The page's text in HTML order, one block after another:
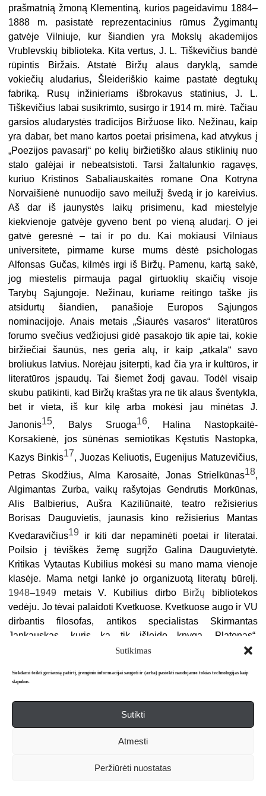
Sutikimas
Siekdami teikti geriausią patirtį, įrenginio informacijai saugoti ir (arba) pasiekti naudojame tokias technologijas kaip
slapukus.
Sutikti
Atmesti
Peržiūrėti nuostatas
prašmatnią žmoną Klementiną, kurios pageidavimu 1884–
1888 m. pasistatė reprezentacinius rūmus Žygimantų
gatvėje Vilniuje, kur šiandien yra Mokslų akademijos
Vrublevskių biblioteka. Kita vertus, J. L. Tiškevičius bandė
rūpintis Biržais. Atstatė Biržų alaus daryklą, samdė
vokiečių aludarius, Šleideriškio kaime pastatė degtukų
fabriką. Rusų inžinieriams išbrokavus statinius, J. L.
Tiškevičius labai susikrimto, susirgo ir 1914 m. mirė. Tačiau
garsios aludarystės tradicijos Biržuose liko. Nežinau, kaip
yra dabar, bet mano kartos poetai prisimena, kad atvykus į
„Poezijos pavasarį“ po kelių biržietiško alaus stiklinių nuo
stalo galėjai ir nebeatsistoti. Tarsi žaltalunkio ragavęs,
kuriuo Kristinos Sabaliauskaitės romane Ona Kotryna
Norvaišienė nunuodijo savo meilužį švedą ir jo kareivius.
Aš dar iš jaunystės laikų prisimenu, kad miestelyje
kiekvienoje gatvėje gyveno bent po vieną aludarį. O jei
gatvė geresnė – tai ir po du. Kai mokiausi Vilniaus
universitete, pirmame kurse mums dėstė psichologas
Alfonsas Gučas, kilmės irgi iš Biržų. Pamenu, kartą sakė,
jog miestelis pirmauja pagal girtuoklių skaičių visoje
Tarybų Sąjungoje. Nežinau, kuriame reitingo taške jis
atsidurtų šiandien, panašioje Europos Sąjungos
nominacijoje. Anais metais „Šiaurės vasaros“ literatūros
forumo svečius vedžiojusi gidė pasakojo tik apie tai, kokie
biržiečiai šaunūs, nes geria alų, ir kaip „atkala“ savo
broliukus latvius. Norėjau įsiterpti, kad čia yra ir kultūros, ir
literatūros įspaudų. Tai šiemet žodį gavau. Todėl visaip
skubu patikinti, kad Biržų kraštas yra ne tik alaus šventykla,
bet ir vieta, iš kur kilę arba mokėsi jau minėtas J.
Janonis15, Balys Sruoga16, Halina Nastopkaitė-
Korsakienė, jos sūnėnas semiotikas Kęstutis Nastopka,
Kazys Binkis17, Juozas Keliuotis, Eugenijus Matuzevičius,
Petras Skodžius, Alma Karosaitė, Jonas Strielkūnas18,
Algimantas Zurba, vaikų rašytojas Gendrutis Morkūnas,
Alis Balbierius, Aušra Kaziliūnaitė, teatro režisierius
Borisas Dauguvietis, jaunasis kino režisierius Mantas
Kvedaravičius19 ir kiti dar nepaminėti poetai ir literatai.
Poilsio į tėviškės žemę sugrįžo Galina Dauguvietytė.
Kritikas Vytautas Kubilius mokėsi su mano mama vienoje
klasėje. Mama netgi lankė jo organizuotą literatų būrelį.
1948–1949 metais V. Kubilius dirbo Biržų bibliotekos
vedėju. Jo tėvai palaidoti Kvetkuose. Kvetkuose augo ir VU
dirbantis filosofas, antikos specialistas Skirmantas
Jankauskas, kuris ką tik išleido knygą „Platonas“.
Kvetkuose palaidoti ir mano proseneliai Audickai, o
Audėną, buvo paskutiniosios Antano Smetonos
knygą „Paskutinis posėdis“ bei „Valstiečiai liaudininkai
Lietuvoje“
. Biržų Jurgio Bielinio viešosios bibliotekos
kūrybinė grupė Aušra Jakubelskienė, Dina Burbulienė ir
„Gimtojoj mano šiaurės Lietuvoj“, kurioje lanko žymesnių